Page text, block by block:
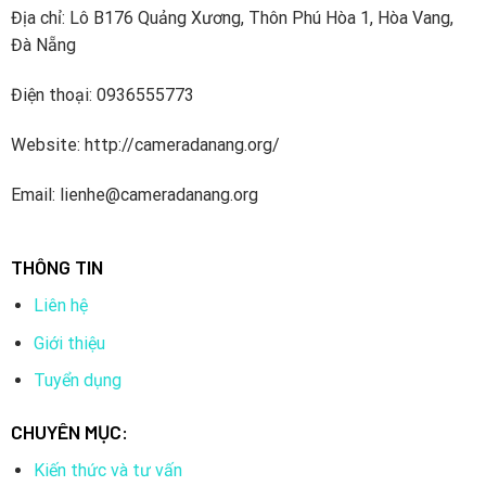
Tôn chỉ
Đi đầu trong việc kinh doanh các sản phẩm Camera giám
phẩm và dịch vụ có chất lượng tối ưu, mang lại sự hài lòng
Ngoạicủa nước nào?
Địa chỉ: Lô B176 Quảng Xương, Thôn Phú Hòa 1, Hòa Vang,
Đà Nẵng
Điện thoại: 0936555773
Website: http://cameradanang.org/
Email: lienhe@cameradanang.org
THÔNG TIN
Liên hệ
Giới thiệu
Tuyển dụng
CHUYÊN MỤC:
Kiến thức và tư vấn